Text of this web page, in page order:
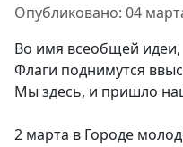
Информация о
Опубликовано: 04
Во имя всеобщей идеи,
Флаги поднимутся
Мы здесь, и пришло
2 марта в Городе